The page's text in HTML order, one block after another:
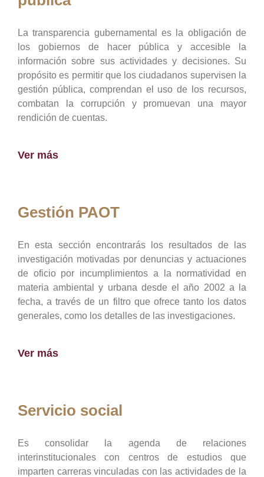
La transparencia gubernamental es la obligación de
los gobiernos de hacer pública y accesible la
información sobre sus actividades y decisiones. Su
propósito es permitir que los ciudadanos supervisen la
gestión pública, comprendan el uso de los recursos,
combatan la corrupción y promuevan una mayor
rendición de cuentas.
Ver más
Gestión PAOT
En esta sección encontrarás los resultados de las
investigación motivadas por denuncias y actuaciones
de oficio por incumplimientos a la normatividad en
materia ambiental y urbana desde el año 2002 a la
fecha, a través de un filtro que ofrece tanto los datos
generales, como los detalles de las investigaciones.
Ver más
Servicio social
Es consolidar la agenda de relaciones
interinstitucionales con centros de estudios que
imparten carreras vinculadas con las actividades de la